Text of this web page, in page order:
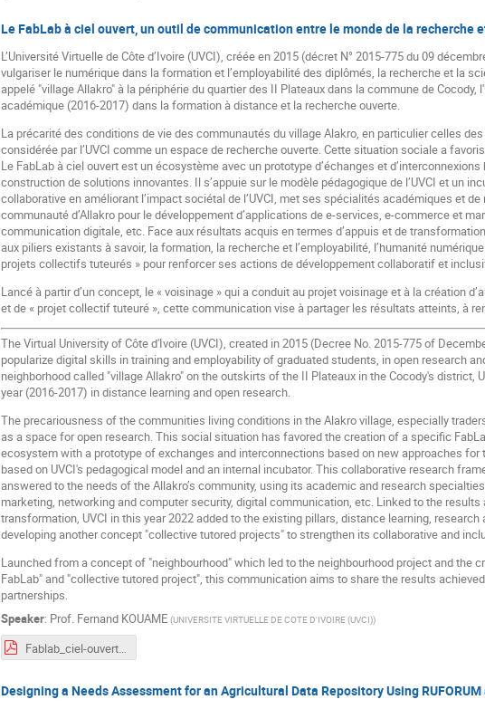
Le FabLab à ciel ouvert, un outil de communication entre le monde de la recherche
L’Université Virtuelle de Côte d’Ivoire (UVCI), créée en 2015 (décret N° 2015-775 du 09
vulgariser le numérique dans la formation et l’employabilité des diplômés, la recherche et la
appelé "village Allakro" à la périphérie du quartier des II Plateaux dans la commune de Cocody,
académique (2016-2017) dans la formation à distance et la recherche ouverte.
La précarité des conditions de vie des communautés du village Alakro, en particulier celles
considérée par l’UVCI comme un espace de recherche ouverte. Cette situation sociale a
Le FabLab à ciel ouvert est un écosystème avec un prototype d’échanges et
construction de solutions innovantes. Il s’appuie sur le modèle pédagogique de l’UVCI et un
collaborative en améliorant l’impact sociétal de l’UVCI, met ses spécialités académiques et
communauté d’Allakro pour le développement d’applications de e-services, e-commerce et
communication digitale, etc. Face aux résultats acquis en termes d’appuis et de
aux piliers existants à savoir, la formation, la recherche et l’employabilité, l’humanité
projets collectifs tuteurés » pour renforcer ses actions de développement collaboratif et
Lancé à partir d’un concept, le « voisinage » qui a conduit au projet voisinage et à la création
et de « projet collectif tuteuré », cette communication vise à partager les résultats atteints, à
The Virtual University of Côte d'Ivoire (UVCI), created in 2015 (Decree No. 2015-775 of
popularize digital skills in training and employability of graduated students, in open research
neighborhood called "village Allakro" on the outskirts of the II Plateaux in the Cocody's district,
year (2016-2017) in distance learning and open research.
The precariousness of the communities living conditions in the Alakro village, especially
as a space for open research. This social situation has favored the creation of a specific
ecosystem with a prototype of exchanges and interconnections based on new approaches
based on UVCI's pedagogical model and an internal incubator. This collaborative research
answered to the needs of the Allakro’s community, using its academic and research
marketing, networking and computer security, digital communication, etc. Linked to the
transformation, UVCI in this year 2022 added to the existing pillars, distance learning,
developing another concept "collective tutored projects" to strengthen its collaborative and
Launched from a concept of "neighbourhood" which led to the neighbourhood project and the
FabLab" and "collective tutored project", this communication aims to share the results
partnerships.
Speaker: Prof. Fernand KOUAME (UNIVERSITE VIRTUELLE DE COTE D'IVOIRE (UVCI))
Fablab_ciel-ouvert_allakro_dgUVCI-VF.pdf
Designing a Needs Assessment for an Agricultural Data Repository Using RUFORUM